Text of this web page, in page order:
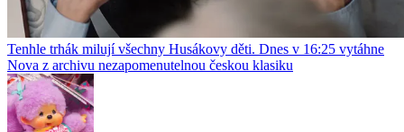
Tenhle trhák milují všechny Husákovy děti. Dnes v 16:25 vytáhne
Nova z archivu nezapomenutelnou českou klasiku